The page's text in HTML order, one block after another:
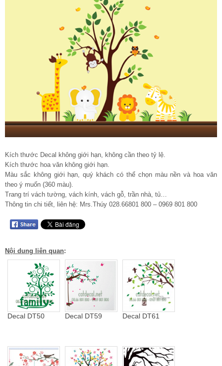
Kích thước Decal không giới hạn, không cần theo tỷ lệ.
Kích thước hoa văn không giới hạn.
Màu sắc không giới hạn, quý khách có thể chọn màu nền và hoa văn
theo ý muốn (360 màu).
Trang trí vách tường, vách kính, vách gỗ, trần nhà, tủ…
Thông tin chi tiết, liên hệ: Mrs.Thúy 028.66801 800 – 0969 801 800
Nội dung liên quan:
Decal DT50 Decal DT59 Decal DT61